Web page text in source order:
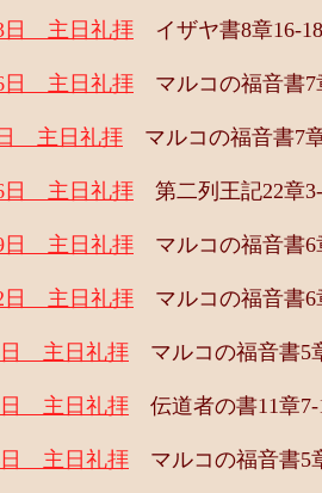
日 主日礼拝 イザヤ書8章16-
日 主日礼拝 マルコの福音書7
主日礼拝 マルコの福音書7
日 主日礼拝 第二列王記22章
日 主日礼拝 マルコの福音書6
日 主日礼拝 マルコの福音書6
日 主日礼拝 マルコの福音書5
日 主日礼拝 伝道者の書11章7-
日 主日礼拝 マルコの福音書5